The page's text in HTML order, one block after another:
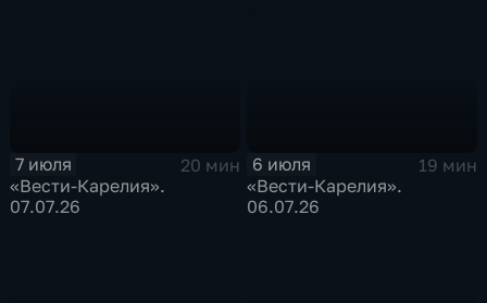
7 июля
20 мин
«Вести-Карелия».
07.07.26
6 июля
19 мин
«Вести-Карелия».
06.07.26